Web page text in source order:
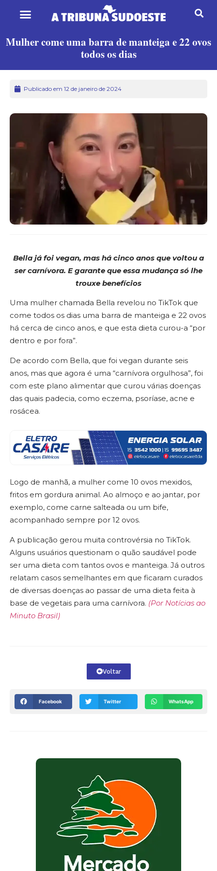
Mulher come uma barra de manteiga e 22 ovos
todos os dias
Publicado em 12 de janeiro de 2024
Bella já foi vegan, mas há cinco anos que voltou a
ser carnívora. E garante que essa mudança só lhe
trouxe benefícios
Uma mulher chamada Bella revelou no TikTok que
come todos os dias uma barra de manteiga e 22 ovos
há cerca de cinco anos, e que esta dieta curou-a “por
dentro e por fora”.
De acordo com Bella, que foi vegan durante seis
anos, mas que agora é uma “carnívora orgulhosa”, foi
com este plano alimentar que curou várias doenças
das quais padecia, como eczema, psoríase, acne e
rosácea.
Logo de manhã, a mulher come 10 ovos mexidos,
fritos em gordura animal. Ao almoço e ao jantar, por
exemplo, come carne salteada ou um bife,
acompanhado sempre por 12 ovos.
A publicação gerou muita controvérsia no TikTok.
Alguns usuários questionam o quão saudável pode
ser uma dieta com tantos ovos e manteiga. Já outros
relatam casos semelhantes em que ficaram curados
de diversas doenças ao passar de uma dieta feita à
base de vegetais para uma carnívora. (Por Notícias ao
Minuto Brasil)
Voltar
Facebook Twitter WhatsApp